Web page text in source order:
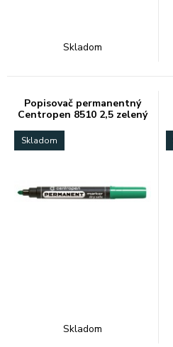
Skladom
Popisovač permanentný
Centropen 8510 2,5 zelený
Skladom
Skladom